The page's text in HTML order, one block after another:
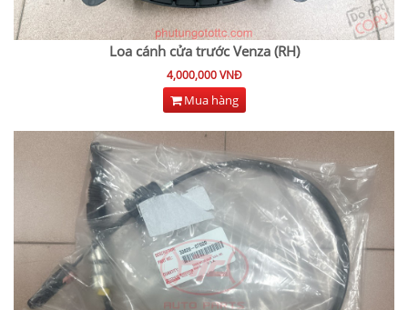
Loa cánh cửa trước Venza (RH)
4,000,000 VNĐ
Mua hàng